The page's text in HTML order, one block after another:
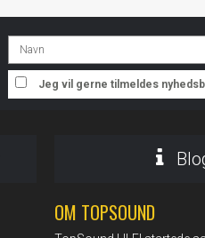
Jeg vil gerne tilmeldes
OM TOPSOUND